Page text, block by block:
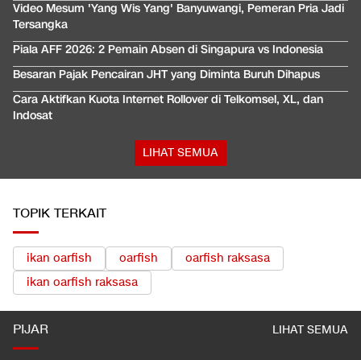
Video Mesum 'Yang Wis Yang' Banyuwangi, Pemeran Pria Jadi
Tersangka
Piala AFF 2026: 2 Pemain Absen di Singapura vs Indonesia
Besaran Pajak Pencairan JHT yang Diminta Buruh Dihapus
Cara Aktifkan Kuota Internet Rollover di Telkomsel, XL, dan
Indosat
LIHAT SEMUA
TOPIK TERKAIT
ikan oarfish oarfish
oarfish raksasa
ikan oarfish raksasa
PIJAR LIHAT SEMUA